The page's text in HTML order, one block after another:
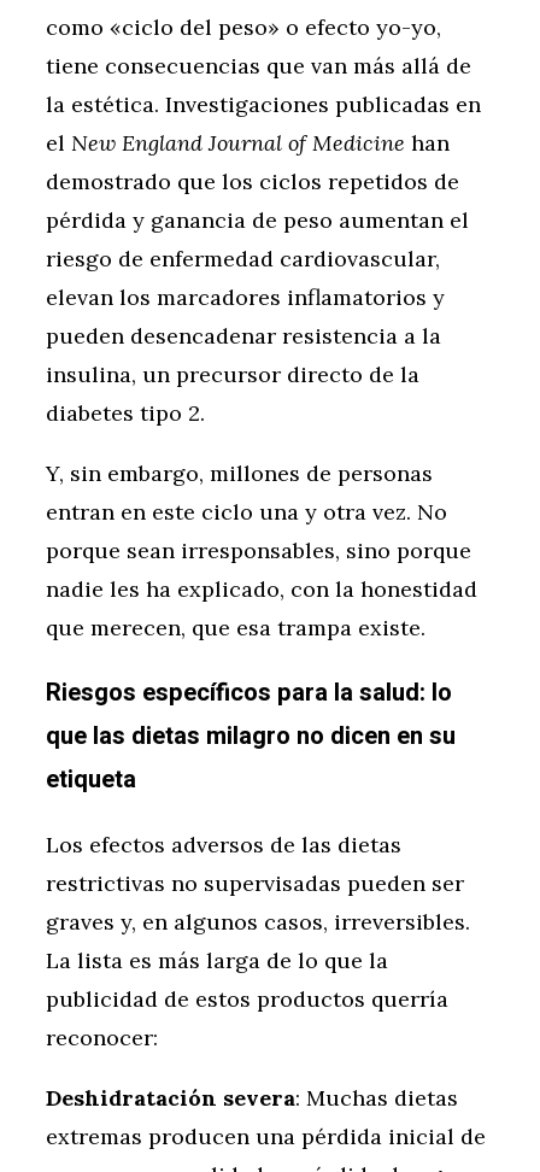
como «ciclo del peso» o efecto yo-yo,
tiene consecuencias que van más allá de
la estética. Investigaciones publicadas en
el New England Journal of Medicine han
demostrado que los ciclos repetidos de
pérdida y ganancia de peso aumentan el
riesgo de enfermedad cardiovascular,
elevan los marcadores inflamatorios y
pueden desencadenar resistencia a la
insulina, un precursor directo de la
diabetes tipo 2.
Y, sin embargo, millones de personas
entran en este ciclo una y otra vez. No
porque sean irresponsables, sino porque
nadie les ha explicado, con la honestidad
que merecen, que esa trampa existe.
Riesgos específicos para la salud: lo
que las dietas milagro no dicen en su
etiqueta
Los efectos adversos de las dietas
restrictivas no supervisadas pueden ser
graves y, en algunos casos, irreversibles.
La lista es más larga de lo que la
publicidad de estos productos querría
reconocer:
Deshidratación severa: Muchas dietas
extremas producen una pérdida inicial de